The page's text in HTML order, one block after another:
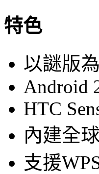
特色
以謎版
Android
HTC
內建全
支援